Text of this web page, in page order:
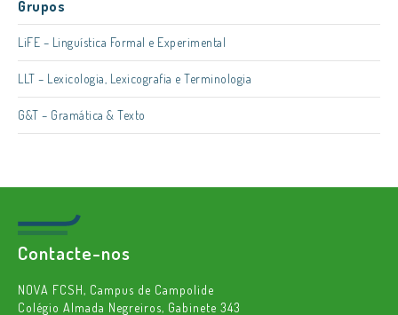
Grupos
LiFE – Linguística Formal e Experimental
LLT – Lexicologia, Lexicografia e Terminologia
G&T – Gramática & Texto
Contacte-nos
NOVA FCSH, Campus de Campolide
Colégio Almada Negreiros, Gabinete 343